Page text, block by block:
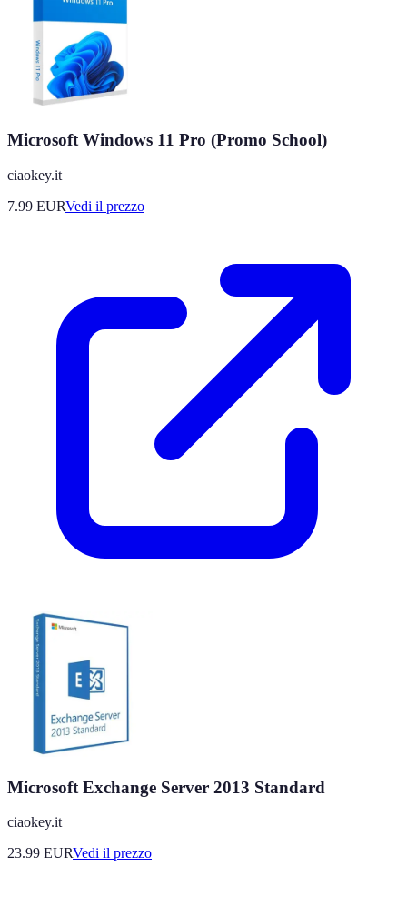
Microsoft Windows 11 Pro (Promo School)
ciaokey.it
7.99 EURVedi il prezzo
Microsoft Exchange Server 2013 Standard
ciaokey.it
23.99 EURVedi il prezzo